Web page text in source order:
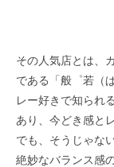
その人気店とは、
である「般゜若（
レー好きで知られ
あり、今どき感と
でも、そうじゃな
絶妙なバランス感